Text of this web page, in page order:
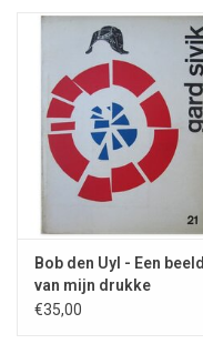
Bob den Uyl - Een beeld
van mijn drukke
werkzaamheden - 1960
€35,00